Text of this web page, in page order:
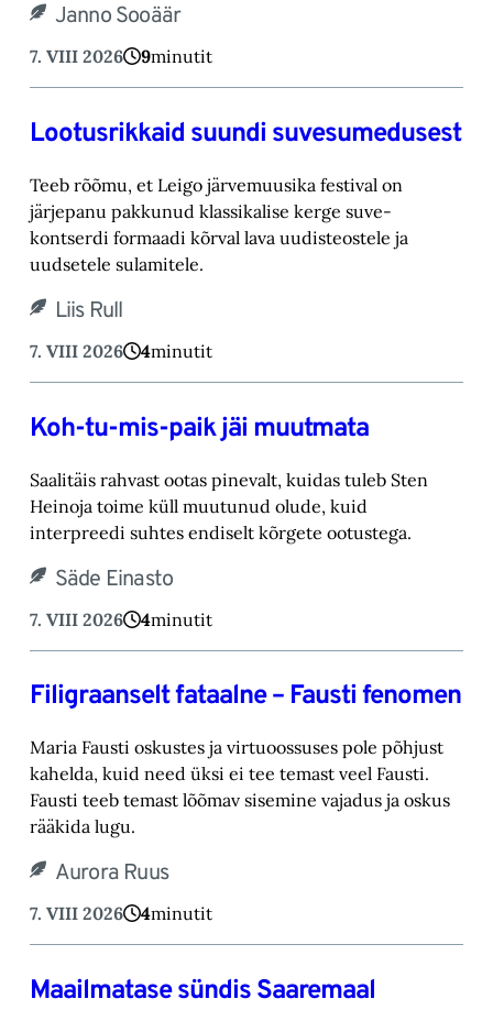
Janno Sooäär
7. VIII 2026 9minutit
Lootusrikkaid suundi suvesumedusest
Teeb rõõmu, et Leigo järvemuusika festival on
järjepanu pakkunud klassikalise kerge suve-‎
kontserdi formaadi kõrval lava uudisteostele ja
uudsetele sulamitele.‎
Liis Rull
7. VIII 2026 4minutit
Koh-tu-mis-paik jäi muutmata
Saalitäis rahvast ootas pinevalt, kuidas tuleb Sten
Heinoja toime küll muutunud olude, kuid
‎interpreedi suhtes endiselt kõrgete ootustega.‎
Säde Einasto
7. VIII 2026 4minutit
Filigraanselt fataalne – Fausti fenomen
Maria Fausti oskustes ja virtuoossuses pole põhjust
kahelda, kuid need üksi ei tee temast ‎veel Fausti.
Fausti teeb temast lõõmav sisemine vajadus ja oskus
rääkida lugu.‎
Aurora Ruus
7. VIII 2026 4minutit
Maailmatase sündis Saaremaal